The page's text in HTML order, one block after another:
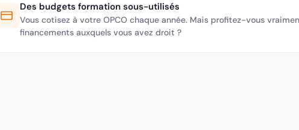
Des budgets formation sous-utilisés
Vous cotisez à votre OPCO chaque année. Mais profitez-vous
financements auxquels vous avez droit ?